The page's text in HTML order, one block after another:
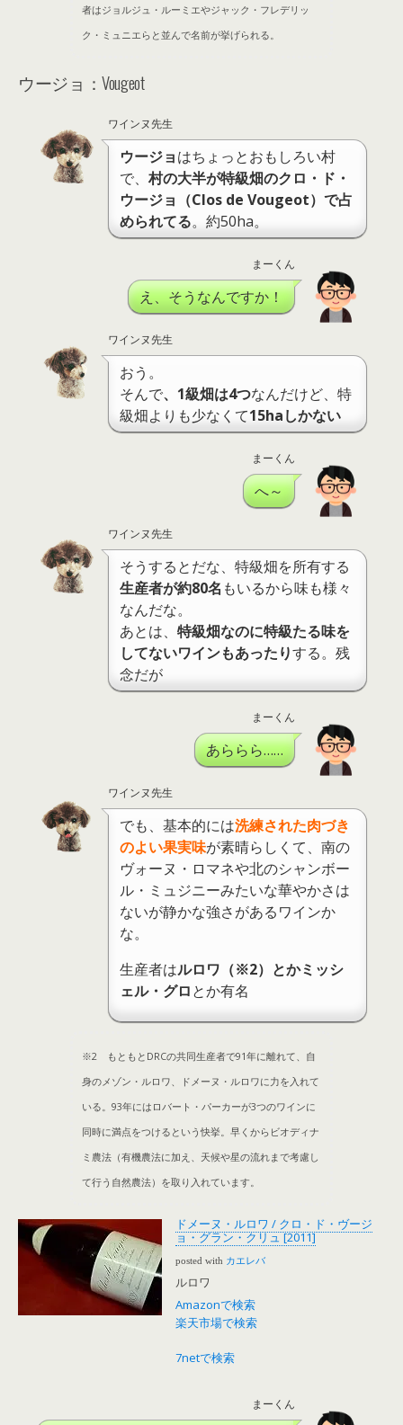
者はジョルジュ・ルーミエやジャック・フレデリッ
ク・ミュニエらと並んで名前が挙げられる。
ウージョ：Vougeot
ワインヌ先生
ウージョはちょっとおもしろい村
で、 村の大半が特級畑のクロ・ド・
ウージョ（Clos de Vougeot）で占
められてる。約50ha。
まーくん
え、そうなんですか！
ワインヌ先生
おう。
そんで、1級畑は4つなんだけど、特
級畑よりも少なくて15haしかない
まーくん
へ～
ワインヌ先生
そうするとだな、特級畑を所有する
生産者が約80名 もいるから味も様々
なんだな。
あとは、 特級畑なのに特級たる味を
してないワインもあったりする。残
念だが
まーくん
あららら……
ワインヌ先生
でも、基本的には洗練された肉づき
のよい果実味が素晴らしくて、南の
ヴォーヌ・ロマネや北のシャンボー
ル・ミュジニーみたいな華やかさは
ないが静かな強さがあるワインか
な。
生産者はルロワ（※2）とかミッシ
ェル・グロとか有名
※2 もともとDRCの共同生産者で91年に離れて、自
身のメゾン・ルロワ、ドメーヌ・ルロワに力を入れて
いる。93年にはロバート・パーカーが3つのワインに
同時に満点をつけるという快挙。早くからビオディナ
ミ農法（有機農法に加え、天候や星の流れまで考慮し
て行う自然農法）を取り入れています。
ドメーヌ・ルロワ / クロ・ド・ヴージ
ョ・グラン・クリュ [2011]
posted with カエレバ
ルロワ
Amazonで検索
楽天市場で検索
7netで検索
まーくん